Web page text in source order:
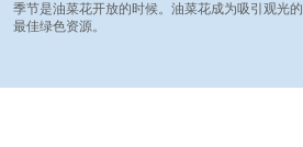
季节是油菜花开放的时候。油菜花成为吸引观光的
最佳绿色资源。